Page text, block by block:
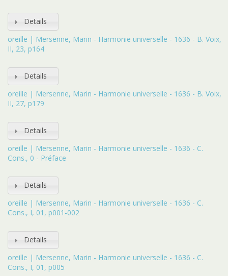
Details
oreille | Mersenne, Marin - Harmonie universelle - 1636 - B. Voix,
II, 23, p164
Details
oreille | Mersenne, Marin - Harmonie universelle - 1636 - B. Voix,
II, 27, p179
Details
oreille | Mersenne, Marin - Harmonie universelle - 1636 - C.
Cons., 0 - Préface
Details
oreille | Mersenne, Marin - Harmonie universelle - 1636 - C.
Cons., I, 01, p001-002
Details
oreille | Mersenne, Marin - Harmonie universelle - 1636 - C.
Cons., I, 01, p005